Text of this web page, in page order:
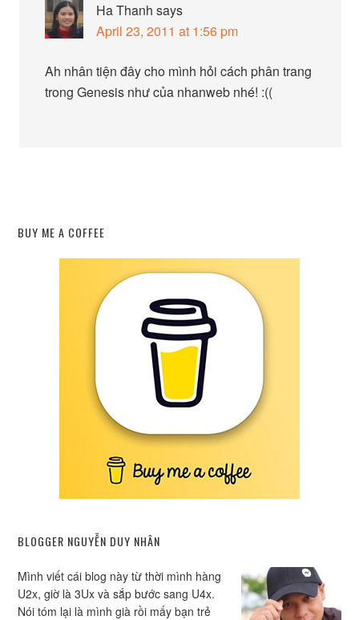
Ha Thanh says
April 23, 2011 at 1:56 pm
Ah nhân tiện đây cho mình hỏi cách phân trang
trong Genesis như của nhanweb nhé! :((
BUY ME A COFFEE
BLOGGER NGUYỄN DUY NHÂN
Mình viết cái blog này từ thời mình hàng
U2x, giờ là 3Ux và sắp bước sang U4x.
Nói tóm lại là mình già rồi mấy bạn trẻ